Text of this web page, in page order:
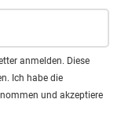
anmelden. Diese
Ich habe die
und akzeptiere